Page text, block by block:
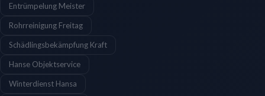
Entrümpelung Meister
Rohrreinigung Freitag
Schädlingsbekämpfung Kraft
Hanse Objektservice
Winterdienst Hansa